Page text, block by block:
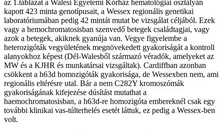
az 1.táblázat a Walesi Egyetemi Kórház hematológiai osztályán
kapott 423 minta genotípusait, a Wessex regionális genetikai
laboratóriumában pedig 42 mintát mutat be vizsgálat céljából. Ezek
vagy a hemochromatosisban szenvedő betegek családtagjai, vagy
azok a betegek, akiknek gyanúja van. Vegye figyelembe a
heterozigóták vegyületének megnövekedett gyakoriságát a kontroll
alanyokhoz képest (Dél-Walesből származó véradók, amelyeket az
MW és a KJHR és munkatársai vizsgáltak). Cardiffban azonban
csökkent a h63d homozigóták gyakorisága, de Wessexben nem, ami
regionális eltérésre utal. Bár a nem C282Y kromoszómák
gyakoriságának kifejezése dúsítást mutathat a
haemochromatosisban, a h63d-re homozigóta embereknél csak egy
további klinikai vas-túlterhelés esetét láttuk, ez pedig a Wessex-ben
volt.